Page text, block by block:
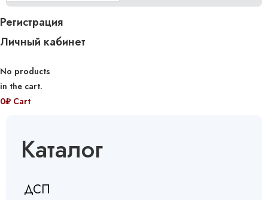
Регистрация
Личный кабинет
No products
in the cart.
0₽ Cart
Каталог
ДСП